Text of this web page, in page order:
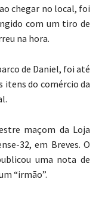
chegar no local, foi
com um tiro de
na hora.
de Daniel, foi até
itens do comércio da
maçom da Loja
32, em Breves. O
uma nota de
“irmão”.